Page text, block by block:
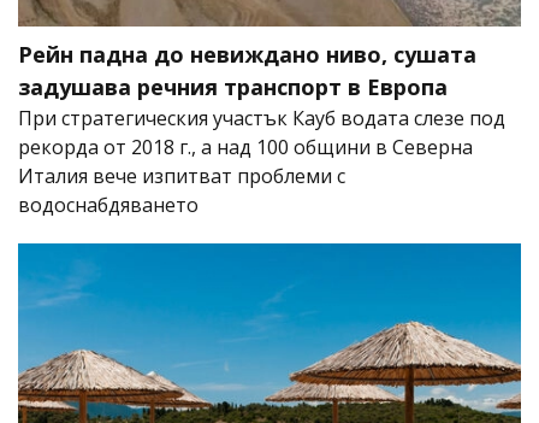
Рейн падна до невиждано ниво, сушата
задушава речния транспорт в Европа
При стратегическия участък Кауб водата слезе под
рекорда от 2018 г., а над 100 общини в Северна
Италия вече изпитват проблеми с
водоснабдяването